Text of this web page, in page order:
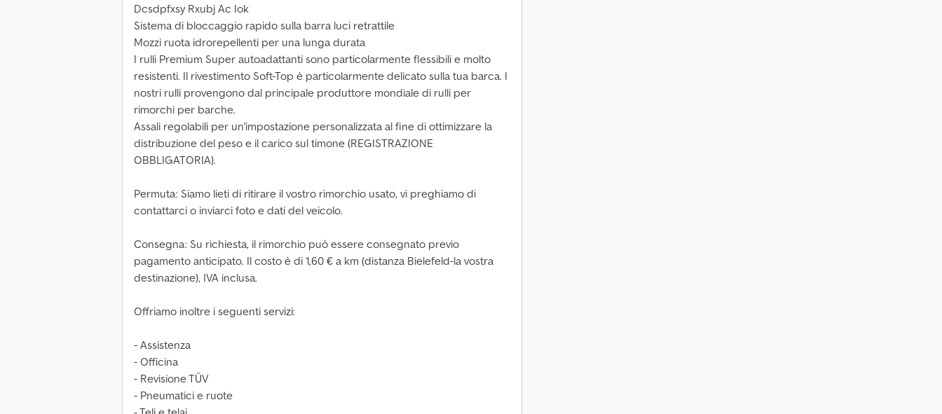
Dcsdpfxsy Rxubj Ac Iok
Sistema di bloccaggio rapido sulla barra luci retrattile
Mozzi ruota idrorepellenti per una lunga durata
I rulli Premium Super autoadattanti sono particolarmente flessibili e molto
resistenti. Il rivestimento Soft-Top è particolarmente delicato sulla tua barca. I
nostri rulli provengono dal principale produttore mondiale di rulli per
rimorchi per barche.
Assali regolabili per un'impostazione personalizzata al fine di ottimizzare la
distribuzione del peso e il carico sul timone (REGISTRAZIONE
OBBLIGATORIA).
Permuta: Siamo lieti di ritirare il vostro rimorchio usato, vi preghiamo di
contattarci o inviarci foto e dati del veicolo.
Consegna: Su richiesta, il rimorchio può essere consegnato previo
pagamento anticipato. Il costo è di 1,60 € a km (distanza Bielefeld-la vostra
destinazione), IVA inclusa.
Offriamo inoltre i seguenti servizi:
- Assistenza
- Officina
- Revisione TÜV
- Pneumatici e ruote